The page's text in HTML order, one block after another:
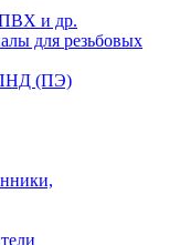
и др.
для резьбовых
(ПЭ)